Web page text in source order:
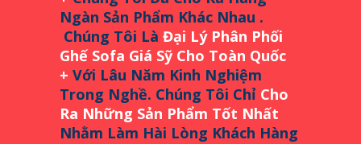
Ngàn Sản Phẩm Khác Nhau .
Chúng Tôi Là Đại Lý Phân Phối
Ghế Sofa Giá Sỹ Cho Toàn Quốc
+ Với Lâu Năm Kinh Nghiệm
Trong Nghề. Chúng Tôi Chỉ Cho
Ra Những Sản Phẩm Tốt Nhất
Nhằm Làm Hài Lòng Khách Hàng